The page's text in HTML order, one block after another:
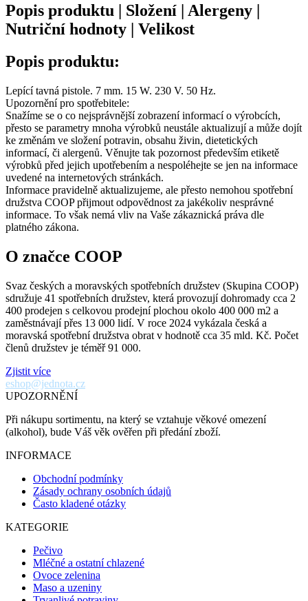
Popis produktu | Složení | Alergeny |
Nutriční hodnoty | Velikost
Popis produktu:
Lepící tavná pistole. 7 mm. 15 W. 230 V. 50 Hz.
Upozornění pro spotřebitele:
Snažíme se o co nejsprávnější zobrazení informací o výrobcích,
přesto se parametry mnoha výrobků neustále aktualizují a může dojít
ke změnám ve složení potravin, obsahu živin, dietetických
informací, či alergenů. Věnujte tak pozornost především etiketě
výrobků před jejich upotřebením a nespoléhejte se jen na informace
uvedené na internetových stránkách.
Informace pravidelně aktualizujeme, ale přesto nemohou spotřební
družstva COOP přijmout odpovědnost za jakékoliv nesprávné
informace. To však nemá vliv na Vaše zákaznická práva dle
platného zákona.
O značce COOP
Svaz českých a moravských spotřebních družstev (Skupina COOP)
sdružuje 41 spotřebních družstev, která provozují dohromady cca 2
400 prodejen s celkovou prodejní plochou okolo 400 000 m2 a
zaměstnávají přes 13 000 lidí. V roce 2024 vykázala česká a
moravská spotřební družstva obrat v hodnotě cca 35 mld. Kč. Počet
členů družstev je téměř 91 000.
Zjistit více
eshop@jednota.cz
UPOZORNĚNÍ
Při nákupu sortimentu, na který se vztahuje věkové omezení
(alkohol), bude Váš věk ověřen při předání zboží.
INFORMACE
Obchodní podmínky
Zásady ochrany osobních údajů
Často kladené otázky
KATEGORIE
Pečivo
Mléčné a ostatní chlazené
Ovoce zelenina
Maso a uzeniny